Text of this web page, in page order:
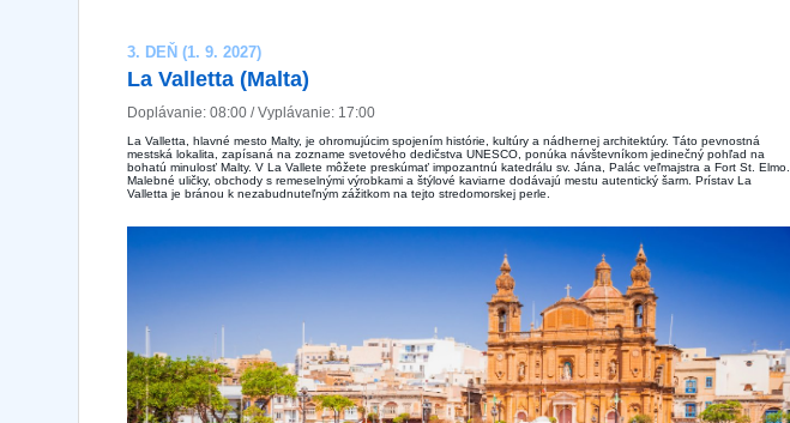
3. DEŇ (1. 9. 2027)
La Valletta (Malta)
Doplávanie: 08:00 / Vyplávanie: 17:00
La Valletta, hlavné mesto Malty, je ohromujúcim spojením histórie, kultúry a nádhernej architektúry. Táto pevnostná
mestská lokalita, zapísaná na zozname svetového dedičstva UNESCO, ponúka návštevníkom jedinečný pohľad na
bohatú minulosť Malty. V La Vallete môžete preskúmať impozantnú katedrálu sv. Jána, Palác veľmajstra a Fort St. Elmo.
Malebné uličky, obchody s remeselnými výrobkami a štýlové kaviarne dodávajú mestu autentický šarm. Prístav La
Valletta je bránou k nezabudnuteľným zážitkom na tejto stredomorskej perle.